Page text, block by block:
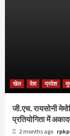
खेल देश प्रदेश
जी.एच. रायसोनी
प्रतियोगिता में
2 months ago